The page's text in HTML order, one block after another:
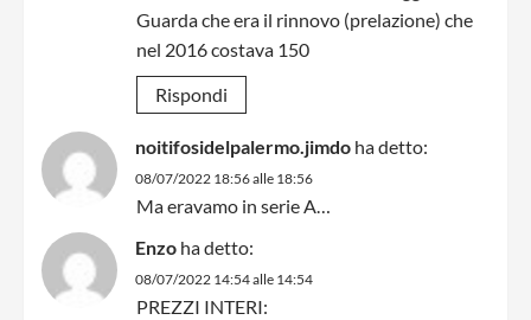
Guarda che era il rinnovo (prelazione) che
nel 2016 costava 150
Rispondi
noitifosidelpalermo.jimdo ha detto:
08/07/2022 18:56 alle 18:56
Ma eravamo in serie A…
Enzo ha detto:
08/07/2022 14:54 alle 14:54
PREZZI INTERI: